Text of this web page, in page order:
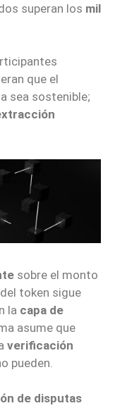
superan los mil
que el
sea sostenible;
sobre el monto
token sigue
la capa de
asume que
verificación
pueden.
de disputas